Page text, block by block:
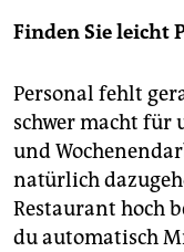
Finden Sie leicht
Personal fehlt
schwer macht für
und
natürlich
Restaurant hoch
du automatisch